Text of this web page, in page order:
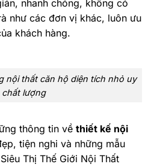
nhanh chóng, không có
như các đơn vị khác, luôn ưu
khách hàng.
nội thất căn hộ diện tích nhỏ uy
chất lượng
thông tin về thiết kế nội
tiện nghi và những mẫu
Thị Thế Giới Nội Thất